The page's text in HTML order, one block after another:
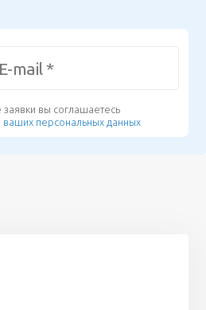
заявки вы соглашаетесь
ваших персональных данных